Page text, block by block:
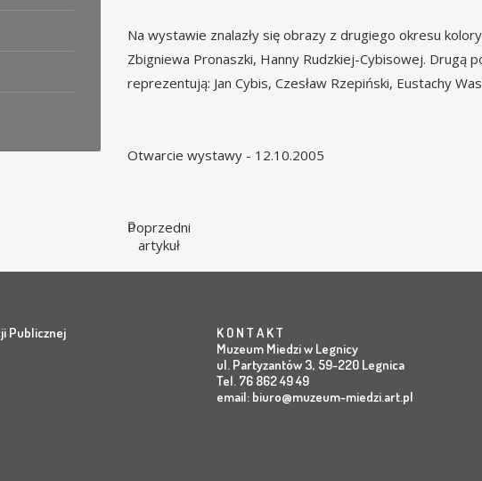
Na wystawie znalazły się obrazy z drugiego okresu
Zbigniewa Pronaszki, Hanny Rudzkiej-Cybisowej. Drugą
reprezentują: Jan Cybis, Czesław Rzepiński, Eustachy
Otwarcie wystawy - 12.10.2005
Poprzedni
artykuł
Publicznej
K O N T A K T
Muzeum Miedzi w Legnicy
ul. Partyzantów 3, 59-220 Legnica
Tel. 76 862 49 49
email: biuro@muzeum-miedzi.art.pl